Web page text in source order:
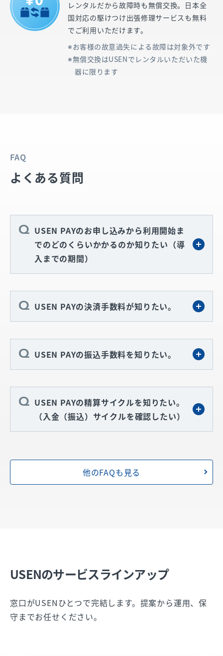
レンタルだから故障時も無償交換。日本全
国対応の駆けつけ出張修理サービスも無料
でご利用いただけます。
お客様の故意過失による故障は対象外です
無償交換はUSENでレンタルいただいた機
器に限ります
FAQ
よくある質問
USEN PAYのお申し込みから利用開始ま
でのどのくらいかかるのか知りたい（導
入までの期間）
USEN PAYの決済手数料が知りたい。
USEN PAYの振込手数料を知りたい。
USEN PAYの精算サイクルを知りたい。
（入金（振込）サイクルを確認したい）
他のFAQも見る
USENのサービスラインアップ
窓口がUSENひとつで完結します。提案から運用、保
守までお任せください。